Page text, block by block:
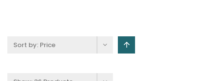
Sort by: Price